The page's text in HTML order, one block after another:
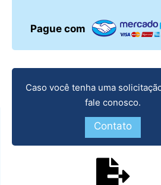
Pague com
Caso você tenha uma
fale conosco.
Contato